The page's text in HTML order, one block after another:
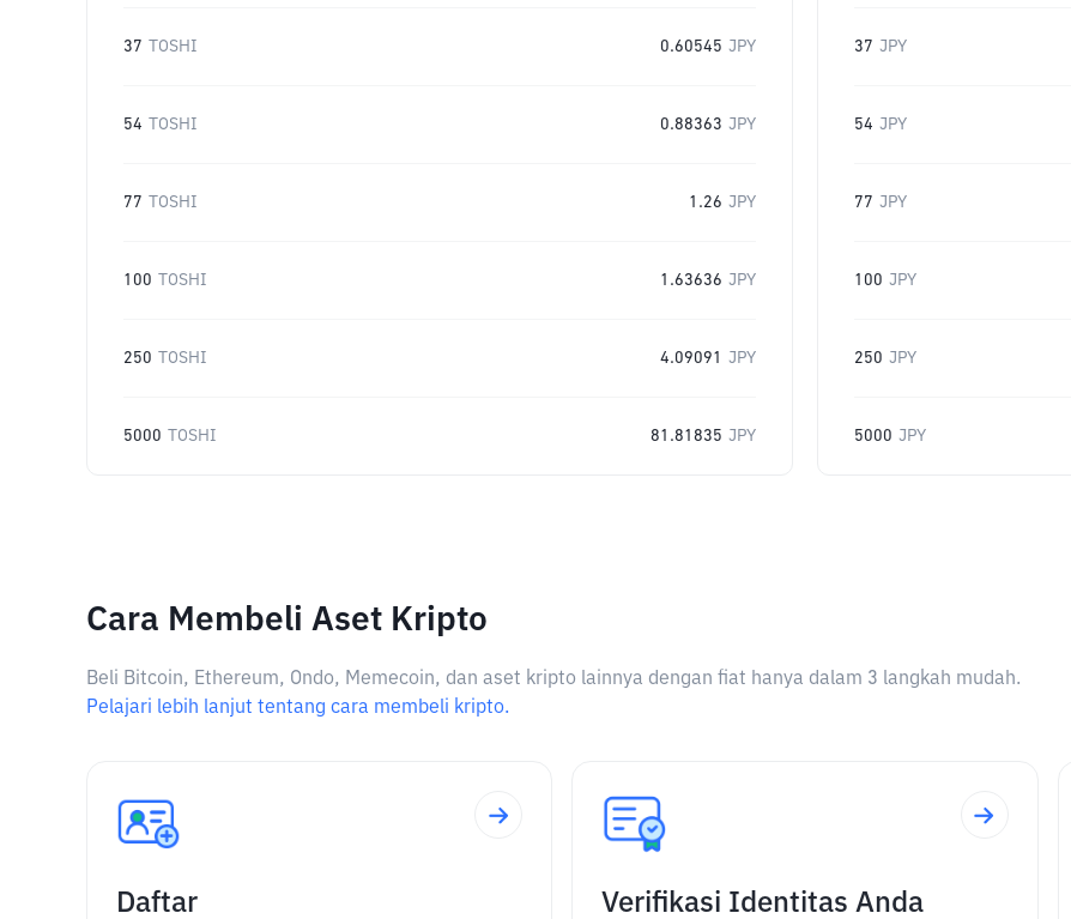
37 TOSHI 0.60545 JPY
54 TOSHI 0.88363 JPY
77 TOSHI 1.26 JPY
100 TOSHI 1.63636 JPY
250 TOSHI 4.09091 JPY
5000 TOSHI 81.81835 JPY
37 JPY
54 JPY
77 JPY
100 JPY
250 JPY
5000 JPY
Cara Membeli Aset Kripto
Beli Bitcoin, Ethereum, Ondo, Memecoin, dan aset kripto lainnya dengan fiat hanya dalam 3 langkah mudah.
Pelajari lebih lanjut tentang cara membeli kripto.
Daftar Verifikasi Identitas Anda